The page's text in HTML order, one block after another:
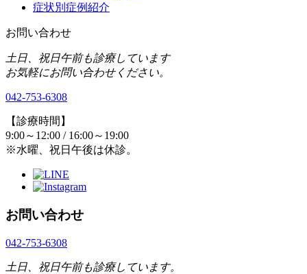
症状別症例紹介
お問い合わせ
土日、祝日午前も診療しています
お気軽にお問い合わせください。
042-753-6308
【診療時間】
9:00～12:00 / 16:00～19:00
※水曜、祝日午後は休診。
お問い合わせ
042-753-6308
土日、祝日午前も診療しています。